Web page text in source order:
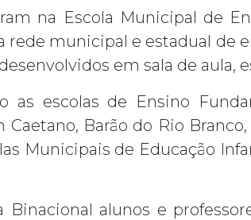
na Escola Municipal de
rede municipal e estadual
em sala de aula,
as escolas de Ensino
Caetano, Barão do Rio
Municipais de Educação
Binacional alunos e